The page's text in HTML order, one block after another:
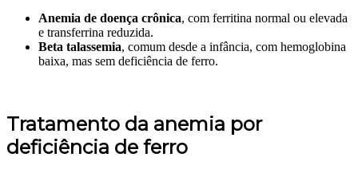
Anemia de doença crônica, com ferritina normal ou elevada
e transferrina reduzida.
Beta talassemia, comum desde a infância, com hemoglobina
baixa, mas sem deficiência de ferro.
Tratamento da anemia por
deficiência de ferro